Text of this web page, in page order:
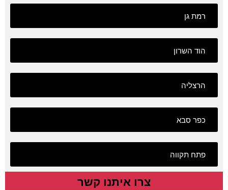
רמת גן
הוד השרון
הרצליה
כפר סבא
פתח תקווה
צרו איתנו קשר